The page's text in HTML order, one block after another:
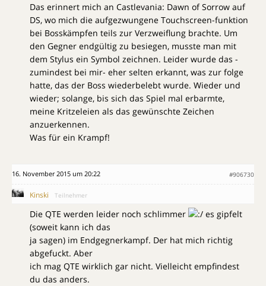
Das erinnert mich an Castlevania: Dawn of Sorrow auf
DS, wo mich die aufgezwungene Touchscreen-funktion
bei Bosskämpfen teils zur Verzweiflung brachte. Um
den Gegner endgültig zu besiegen, musste man mit
dem Stylus ein Symbol zeichnen. Leider wurde das -
zumindest bei mir- eher selten erkannt, was zur folge
hatte, das der Boss wiederbelebt wurde. Wieder und
wieder; solange, bis sich das Spiel mal erbarmte,
meine Kritzeleien als das gewünschte Zeichen
anzuerkennen.
Was für ein Krampf!
16. November 2015 um 20:22 #906730
Kinski Teilnehmer
Die QTE werden leider noch schlimmer
es gipfelt
(soweit kann ich das
ja sagen) im Endgegnerkampf. Der hat mich richtig
abgefuckt. Aber
ich mag QTE wirklich gar nicht. Vielleicht empfindest
du das anders.